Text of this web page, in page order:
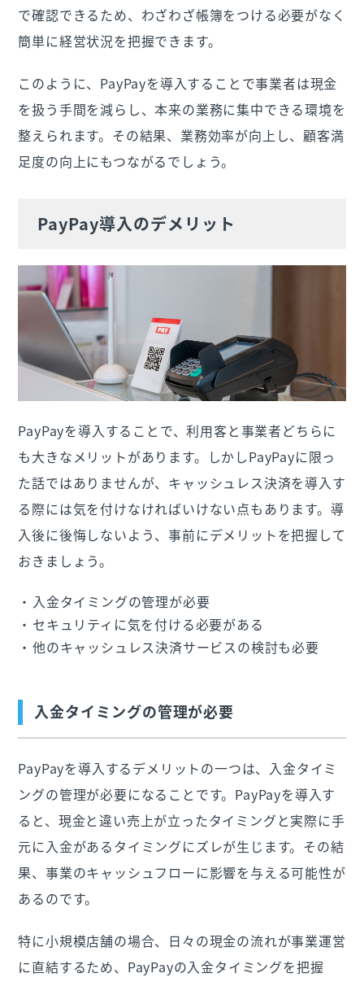
で確認できるため、わざわざ帳簿をつける必要がなく
簡単に経営状況を把握できます。
このように、PayPayを導入することで事業者は現金
を扱う手間を減らし、本来の業務に集中できる環境を
整えられます。その結果、業務効率が向上し、顧客満
足度の向上にもつながるでしょう。
PayPay導入のデメリット
PayPayを導入することで、利用客と事業者どちらに
も大きなメリットがあります。しかしPayPayに限っ
た話ではありませんが、キャッシュレス決済を導入す
る際には気を付けなければいけない点もあります。導
入後に後悔しないよう、事前にデメリットを把握して
おきましょう。
入金タイミングの管理が必要
セキュリティに気を付ける必要がある
他のキャッシュレス決済サービスの検討も必要
入金タイミングの管理が必要
PayPayを導入するデメリットの一つは、入金タイミ
ングの管理が必要になることです。PayPayを導入す
ると、現金と違い売上が立ったタイミングと実際に手
元に入金があるタイミングにズレが生じます。その結
果、事業のキャッシュフローに影響を与える可能性が
あるのです。
特に小規模店舗の場合、日々の現金の流れが事業運営
に直結するため、PayPayの入金タイミングを把握